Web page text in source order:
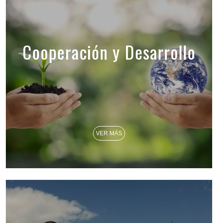
Cooperación y Desarrollo
VER MÁS